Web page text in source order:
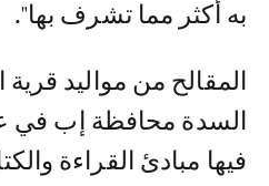
به أكثر مما تشرف بها".
المقالح من مواليد قرية
فيها مبادئ القراءة